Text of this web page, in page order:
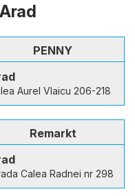
PENNY
Aurel Vlaicu 206-218
Remarkt
Calea Radnei nr 298